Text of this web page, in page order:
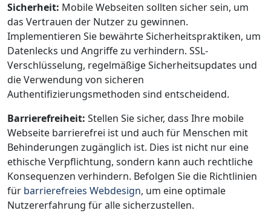
Sicherheit: Mobile Webseiten sollten sicher sein, um
das Vertrauen der Nutzer zu gewinnen.
Implementieren Sie bewährte Sicherheitspraktiken, um
Datenlecks und Angriffe zu verhindern. SSL-
Verschlüsselung, regelmäßige Sicherheitsupdates und
die Verwendung von sicheren
Authentifizierungsmethoden sind entscheidend.
Barrierefreiheit: Stellen Sie sicher, dass Ihre mobile
Webseite barrierefrei ist und auch für Menschen mit
Behinderungen zugänglich ist. Dies ist nicht nur eine
ethische Verpflichtung, sondern kann auch rechtliche
Konsequenzen verhindern. Befolgen Sie die Richtlinien
für barrierefreies Webdesign, um eine optimale
Nutzererfahrung für alle sicherzustellen.